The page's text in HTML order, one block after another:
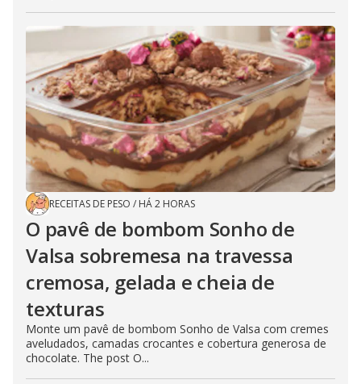
RECEITAS DE PESO / HÁ 2 HORAS
O pavê de bombom Sonho de
Valsa sobremesa na travessa
cremosa, gelada e cheia de
texturas
Monte um pavê de bombom Sonho de Valsa com cremes
aveludados, camadas crocantes e cobertura generosa de
chocolate. The post O...